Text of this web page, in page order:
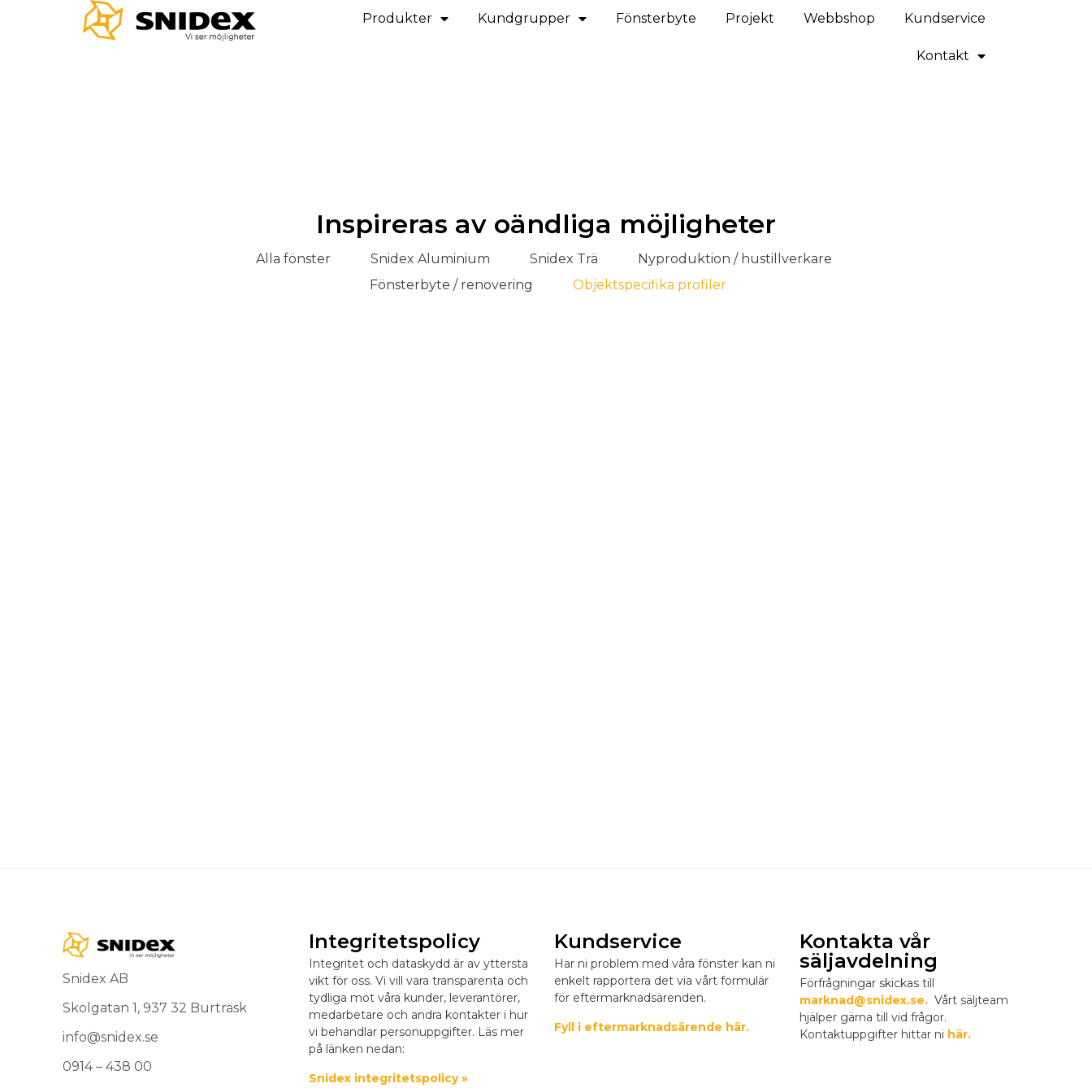
Produkter Kundgrupper Fönsterbyte Projekt Webbshop Kundservice
Kontakt
Inspireras av oändliga möjligheter
Alla fönster Snidex Aluminium Snidex Trä
Nyproduktion / hustillverkare
Fönsterbyte / renovering
Objektspecifika profiler
Snidex AB
Skolgatan 1, 937 32 Burträsk
info@snidex.se
0914 – 438 00
Integritetspolicy
Integritet och dataskydd är av yttersta
vikt för oss. Vi vill vara transparenta och
tydliga mot våra kunder, leverantörer,
medarbetare och andra kontakter i hur
vi behandlar personuppgifter. Läs mer
på länken nedan:
Snidex integritetspolicy »
Kundservice
Har ni problem med våra fönster kan ni
enkelt rapportera det via vårt formulär
för eftermarknadsärenden.
Fyll i eftermarknadsärende här.
Kontakta vår
säljavdelning
Förfrågningar skickas till
marknad@snidex.se. Vårt säljteam
hjälper gärna till vid frågor.
Kontaktuppgifter hittar ni här.